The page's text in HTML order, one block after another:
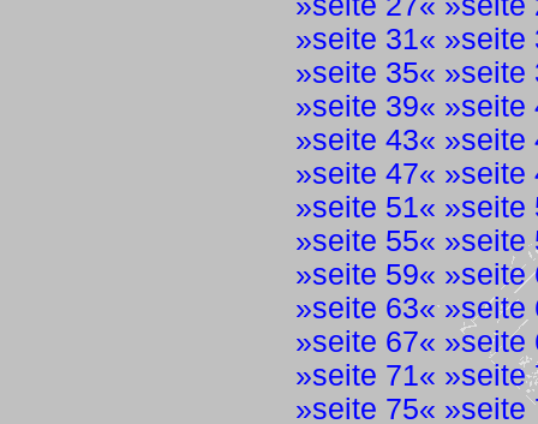
»seite 31« »seite
»seite 35« »seite
»seite 39« »seite
»seite 43« »seite
»seite 47« »seite
»seite 51« »seite
»seite 55« »seite
»seite 59« »seite
»seite 63« »seite
»seite 67« »seite
»seite 71« »seite
»seite 75« »seite